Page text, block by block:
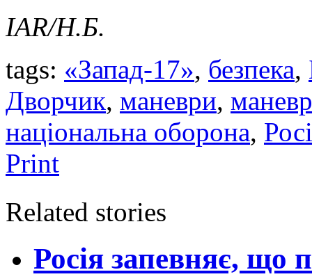
IAR/Н.Б.
tags: «Запад-17», безпека,
Дворчик, маневри,
національна оборона,
Print
Related stories
Росія запевняє, що